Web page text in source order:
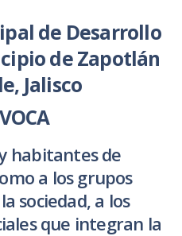
de Desarrollo
de Zapotlán
Jalisco
habitantes de
a los grupos
sociedad, a los
que integran la